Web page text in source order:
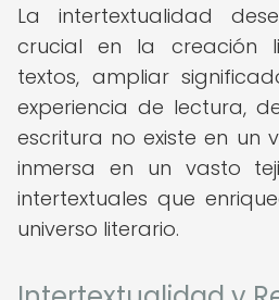
La intertextualidad
crucial en la creación
textos, ampliar
experiencia de lectura,
escritura no existe en un
inmersa en un vasto
intertextuales que
universo literario.